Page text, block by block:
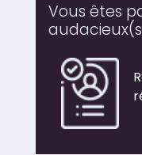
Vous êtes